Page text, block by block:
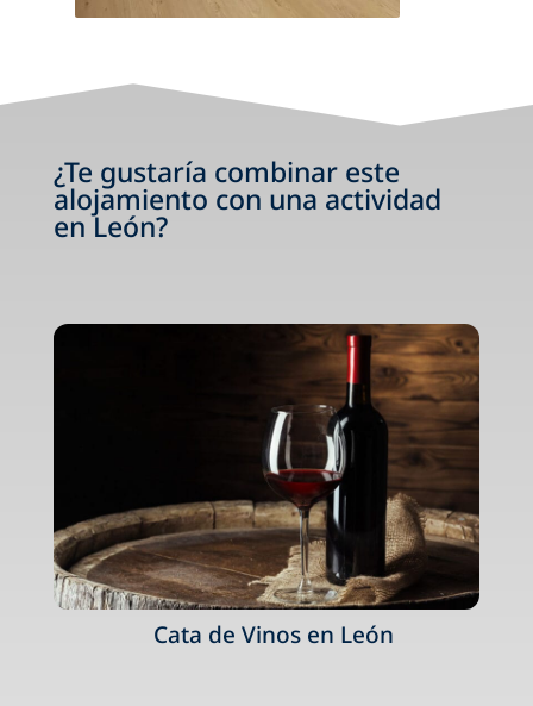
¿Te gustaría combinar este
alojamiento con una actividad
en León?
Cata de Vinos en León